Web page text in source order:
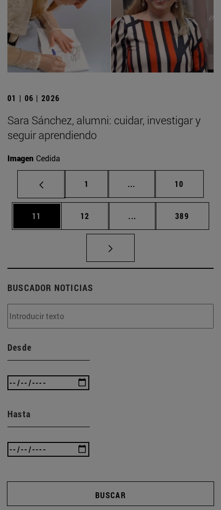
01 | 06 | 2026
Sara Sánchez, alumni: cuidar, investigar y
seguir aprendiendo
Imagen Cedida
Página
1 ... Páginas intermedias
Página
10
Página
11 Página
12 ... Páginas intermedias
Página
389
BUSCADOR NOTICIAS
Desde
Hasta
BUSCAR